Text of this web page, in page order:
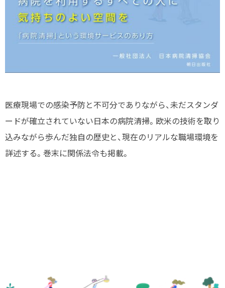
医療現場での感染予防と不可分でありながら、未だスタンダ
ードが確立されていない日本の病院清掃。欧米の技術を取り
込みながら歩んだ独自の歴史と、現在のリアルな職場環境を
詳述する。巻末に関係法令も掲載。